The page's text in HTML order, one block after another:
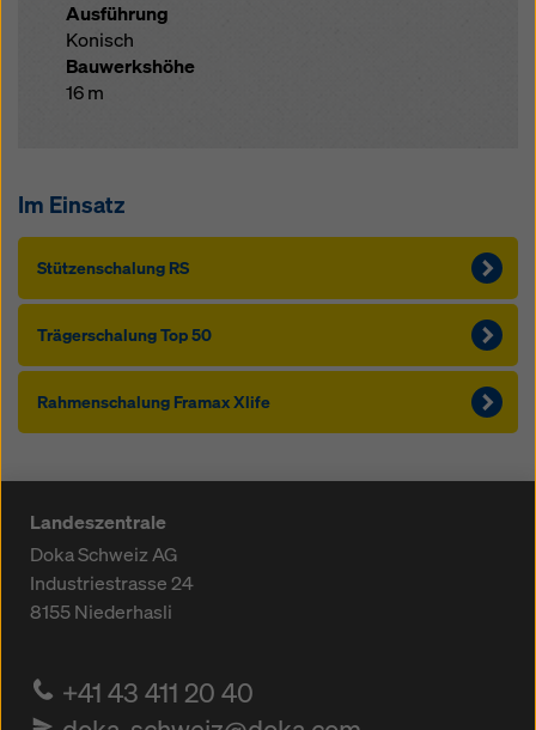
Ausführung
Konisch
Bauwerkshöhe
16 m
Im Einsatz
Stützen­schalung RS
Träger­schalung Top 50
Rahmen­schalung Framax Xlife
Landeszentrale
Doka Schweiz AG
Industriestrasse 24
8155Niederhasli
+41 43 411 20 40